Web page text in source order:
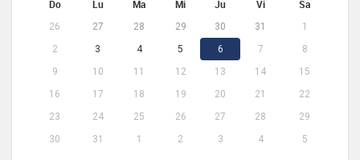
Do Lu Ma Mi Ju Vi Sa
26 27 28 29 30 31
1
2
3 4 5 6 7
8
9
10 11 12 13 14
15
16
17 18 19 20 21
22
23
24 25 26 27 28
29
30
31 1 2 3 4 5